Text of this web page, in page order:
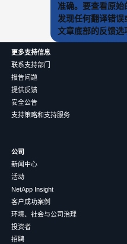
准确。要查看原
发现任何翻译错误
文章底部的反馈选
更多支持信息
联系支持部门
报告问题
提供反馈
安全公告
支持策略和支持服务
公司
新闻中心
活动
NetApp Insight
客户成功案例
环境、社会与公司治理
投资者
招聘